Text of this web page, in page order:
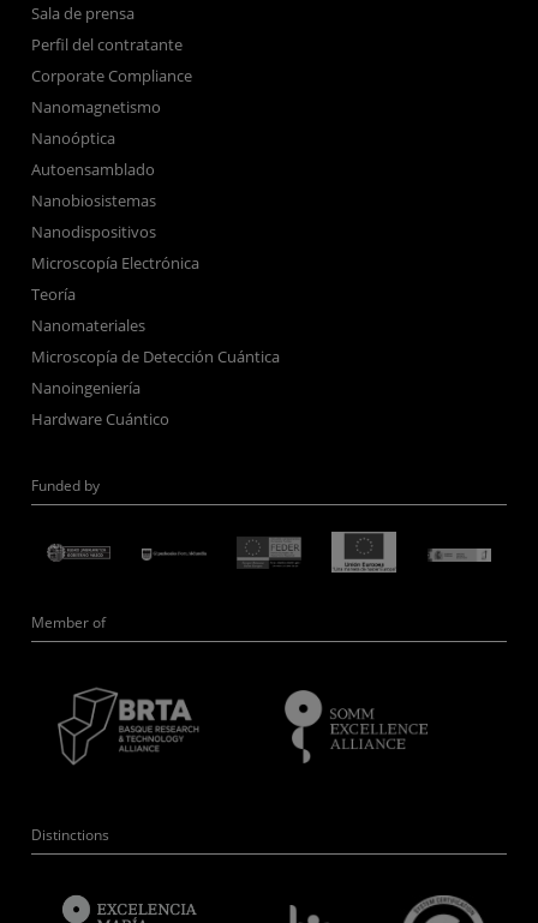
Sala de prensa
Perfil del contratante
Corporate Compliance
Nanomagnetismo
Nanoóptica
Autoensamblado
Nanobiosistemas
Nanodispositivos
Microscopía Electrónica
Teoría
Nanomateriales
Microscopía de Detección Cuántica
Nanoingeniería
Hardware Cuántico
Funded by
Member of
Distinctions